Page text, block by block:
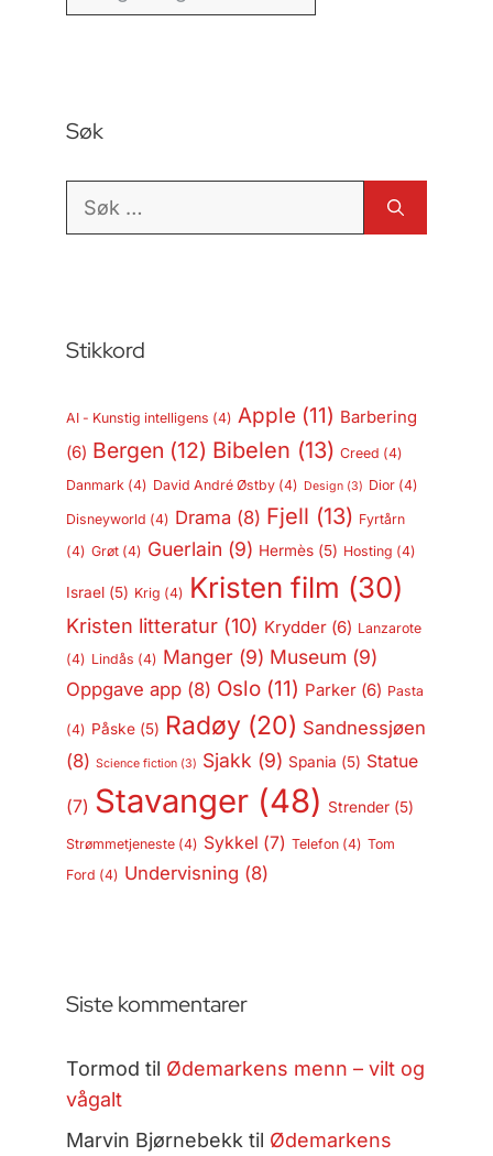
Søk
Søk
Stikkord
AI - Kunstig intelligens (4) Apple (11) Barbering
(6) Bergen (12) Bibelen (13) Creed (4)
Danmark(4) David André Østby(4) Design(3) Dior(4)
Disneyworld (4) Drama (8) Fjell (13) Fyrtårn
(4) Grøt(4) Guerlain (9) Hermès(5) Hosting (4)
Israel(5) Krig (4) Kristen film (30)
Kristen litteratur(10) Krydder(6) Lanzarote
(4) Lindås (4) Manger(9) Museum (9)
Oppgave app(8) Oslo(11) Parker(6) Pasta
(4) Påske(5) Radøy(20) Sandnessjøen
(8) Science fiction(3) Sjakk (9) Spania (5) Statue
(7) Stavanger(48) Strender(5)
Strømmetjeneste(4) Sykkel (7) Telefon(4) Tom
Ford (4) Undervisning (8)
Siste kommentarer
Tormod til Ødemarkens menn – vilt og
vågalt
Marvin Bjørnebekktil Ødemarkens